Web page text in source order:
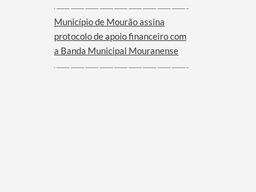
Município de Mourão assina
protocolo de apoio financeiro com
a Banda Municipal Mouranense